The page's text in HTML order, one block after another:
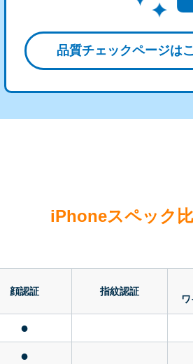
品質チェックページは
iPhoneスペック
顔認証 指紋認証
●
●